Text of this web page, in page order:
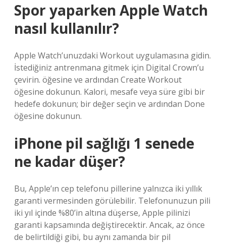
Spor yaparken Apple Watch
nasıl kullanılır?
Apple Watch’unuzdaki Workout uygulamasına gidin.
İstediğiniz antrenmana gitmek için Digital Crown’u
çevirin. öğesine ve ardından Create Workout
öğesine dokunun. Kalori, mesafe veya süre gibi bir
hedefe dokunun; bir değer seçin ve ardından Done
öğesine dokunun.
iPhone pil sağlığı 1 senede
ne kadar düşer?
Bu, Apple’ın cep telefonu pillerine yalnızca iki yıllık
garanti vermesinden görülebilir. Telefonunuzun pili
iki yıl içinde %80’in altına düşerse, Apple pilinizi
garanti kapsamında değiştirecektir. Ancak, az önce
de belirtildiği gibi, bu aynı zamanda bir pil